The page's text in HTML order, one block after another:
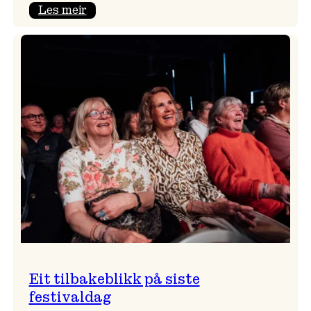
Les meir:
Eit tilbakeblikk på siste
festivaldag